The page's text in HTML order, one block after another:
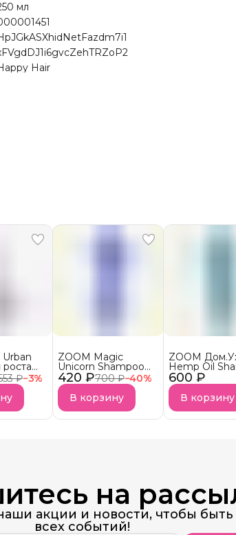
мл
Hair
₽−3% 420 ₽700 ₽−40%
ZOOM Magic
Unicorn Shampoo
Шампунь
безсульфатный
УСПЕЙ КУПИТЬ
Снятие с продаж
В корзину
600 ₽
ZOOM
Hemp Oil
Шампунь
В корзину
на
акции и новости, чтобы быть
всех событий!